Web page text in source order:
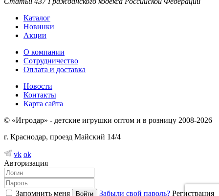
Каталог
Новинки
Акции
О компании
Сотрудничество
Оплата и доставка
Новости
Контакты
Карта сайта
© «Игродар» - детские игрушки оптом и в розницу 2008-2026
г. Краснодар, проезд Майский 14/4
vk ok
Авторизация
Запомнить меня Забыли свой пароль? Регистрация